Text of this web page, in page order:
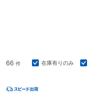
66 件 在庫有りのみ